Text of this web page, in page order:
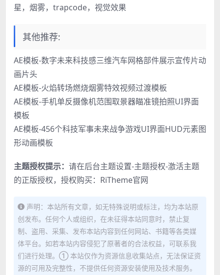
星，烟雾，trapcode，视觉效果
其他推荐:
AE模板-数字未来科技感三维汽车网格部件展示宣传片动
画片头
AE模板-火焰转场燃烧烟雾特效视频过渡模板
AE模板-手机单反摄像机范围取景器瞄准镜拍照UI界面
模板
AE模板-456个科技军事未来战争游戏UI界面HUD元素图
形动画模板
主题授权提示： 请在后台主题设置-主题授权-激活主题
的正版授权，授权购买： RiTheme官网
声明：本站所有文章，如无特殊说明或标注，均为本站原
创发布。任何个人或组织，在未征得本站同意时，禁止复
制、盗用、采集、发布本站内容到任何网站、书籍等各类媒
体平台。如若本站内容侵犯了原著者的合法权益，可联系我
们进行处理。① 本站仅作为资源信息收集站点，无法保证资
源的可用及完整性，不提供任何资源安装使用及技术服务。